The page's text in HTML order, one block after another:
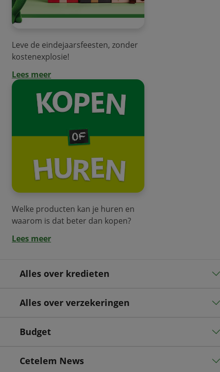
Leve de eindejaarsfeesten, zonder
kostenexplosie!
Lees meer
Welke producten kan je huren en
waarom is dat beter dan kopen?
Lees meer
Alles over kredieten
Alles over verzekeringen
Budget
Cetelem News